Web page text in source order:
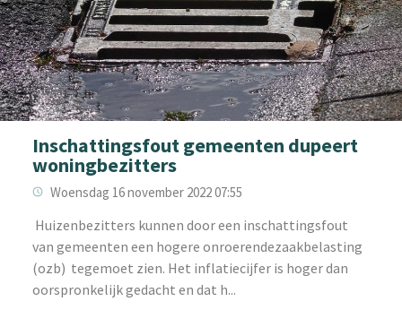
Inschattingsfout gemeenten dupeert
woningbezitters
Woensdag 16 november 2022 07:55
‌ Huizenbezitters kunnen door een inschattingsfout
van gemeenten een hogere onroerendezaakbelasting
(ozb) tegemoet zien. Het inflatiecijfer is hoger dan
oorspronkelijk gedacht en dat h...